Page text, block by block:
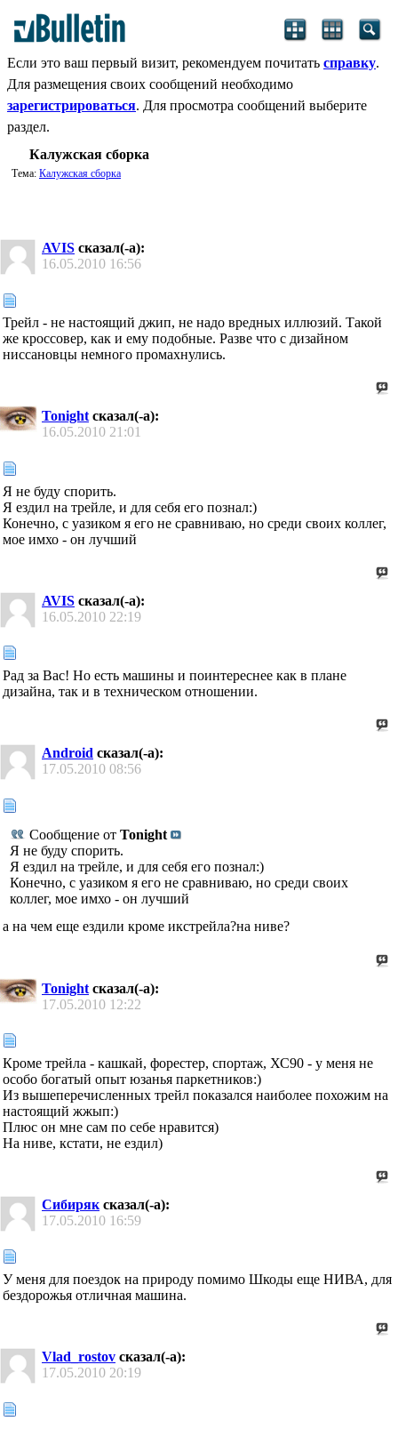
Если это ваш первый визит, рекомендуем почитать справку.
Для размещения своих сообщений необходимо
зарегистрироваться. Для просмотра сообщений выберите
раздел.
Калужская сборка
Тема: Калужская сборка
AVIS сказал(-а):
16.05.2010 16:56
Трейл - не настоящий джип, не надо вредных иллюзий. Такой
же кроссовер, как и ему подобные. Разве что с дизайном
ниссановцы немного промахнулись.
Tonight сказал(-а):
16.05.2010 21:01
Я не буду спорить.
Я ездил на трейле, и для себя его познал:)
Конечно, с уазиком я его не сравниваю, но среди своих коллег,
мое имхо - он лучший
AVIS сказал(-а):
16.05.2010 22:19
Рад за Вас! Но есть машины и поинтереснее как в плане
дизайна, так и в техническом отношении.
Android сказал(-а):
17.05.2010 08:56
Сообщение от Tonight
Я не буду спорить.
Я ездил на трейле, и для себя его познал:)
Конечно, с уазиком я его не сравниваю, но среди своих
коллег, мое имхо - он лучший
а на чем еще ездили кроме икстрейла?на ниве?
Tonight сказал(-а):
17.05.2010 12:22
Кроме трейла - кашкай, форестер, спортаж, ХС90 - у меня не
особо богатый опыт юзанья паркетников:)
Из вышеперечисленных трейл показался наиболее похожим на
настоящий жжып:)
Плюс он мне сам по себе нравится)
На ниве, кстати, не ездил)
Сибиряк сказал(-а):
17.05.2010 16:59
У меня для поездок на природу помимо Шкоды еще НИВА, для
бездорожья отличная машина.
Vlad_rostov сказал(-а):
17.05.2010 20:19